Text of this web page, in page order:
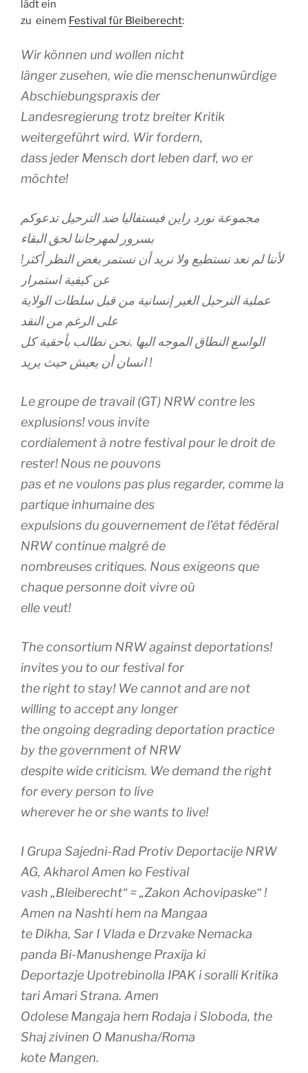
lädt ein
zu einem Festival für Bleiberecht:
Wir können und wollen nicht
länger zusehen, wie die menschenunwürdige
Abschiebungspraxis der
Landesregierung trotz breiter Kritik
weitergeführt wird. Wir fordern,
dass jeder Mensch dort leben darf, wo er
möchte!
مجموعة نورد راين فيستفاليا ضد الترحيل تدعوكم
بسرور لمهرجاننا لحق البقاء
!لأننا لم نعد نستطيع ولا نريد أن نستمر بغض النظر أكثر
عن كيفية استمرار
عملية الترحيل الغير إنسانية من قبل سلطات الولاية
على الرغم من النقد
الواسع النطاق الموجه اليها .نحن نطالب بأحقية كل
انسان أن يعيش حيث يريد !
Le groupe de travail (GT) NRW contre les
explusions! vous invite
cordialement à notre festival pour le droit de
rester! Nous ne pouvons
pas et ne voulons pas plus regarder, comme la
partique inhumaine des
expulsions du gouvernement de l’état fédéral
NRW continue malgré de
nombreuses critiques. Nous exigeons que
chaque personne doit vivre où
elle veut!
The consortium NRW against deportations!
invites you to our festival for
the right to stay! We cannot and are not
willing to accept any longer
the ongoing degrading deportation practice
by the government of NRW
despite wide criticism. We demand the right
for every person to live
wherever he or she wants to live!
I Grupa Sajedni-Rad Protiv Deportacije NRW
AG, Akharol Amen ko Festival
vash „Bleiberecht“ = „Zakon Achovipaske“ !
Amen na Nashti hem na Mangaa
te Dikha, Sar I Vlada e Drzvake Nemacka
panda Bi-Manushenge Praxija ki
Deportazje Upotrebinolla IPAK i soralli Kritika
tari Amari Strana. Amen
Odolese Mangaja hem Rodaja i Sloboda, the
Shaj zivinen O Manusha/Roma
kote Mangen.